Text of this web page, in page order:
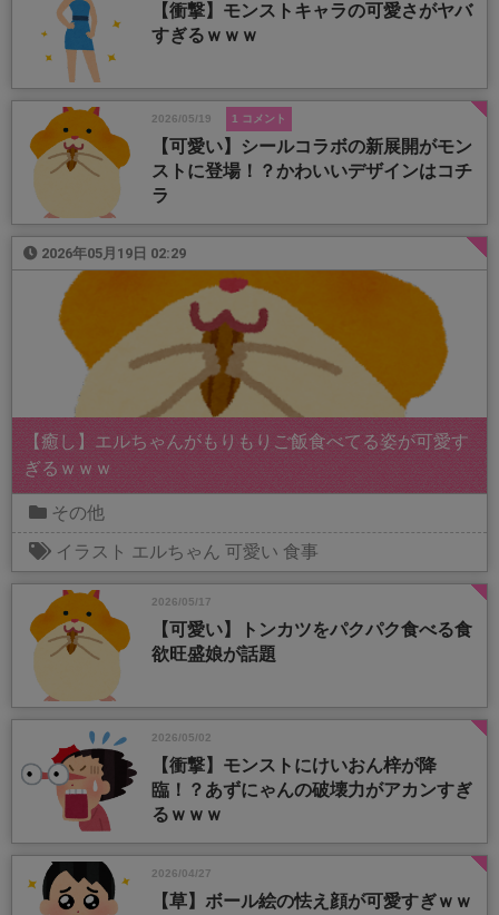
【衝撃】モンストキャラの可愛さがヤバ
すぎるｗｗｗ
2026/05/19 1 コメント
【可愛い】シールコラボの新展開がモン
ストに登場！？かわいいデザインはコチ
ラ
2026年05月19日 02:29
【癒し】エルちゃんがもりもりご飯食べてる姿が可愛す
ぎるｗｗｗ
その他
イラスト エルちゃん 可愛い 食事
2026/05/17
【可愛い】トンカツをパクパク食べる食
欲旺盛娘が話題
2026/05/02
【衝撃】モンストにけいおん梓が降
臨！？あずにゃんの破壊力がアカンすぎ
るｗｗｗ
2026/04/27
【草】ボール絵の怯え顔が可愛すぎｗｗ